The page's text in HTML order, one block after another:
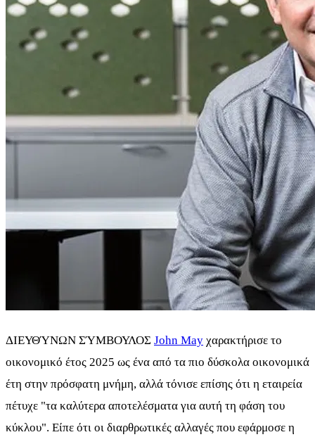
ΔΙΕΥΘΎΝΩΝ ΣΎΜΒΟΥΛΟΣ John May χαρακτήρισε το
οικονομικό έτος 2025 ως ένα από τα πιο δύσκολα οικονομικά
έτη στην πρόσφατη μνήμη, αλλά τόνισε επίσης ότι η εταιρεία
πέτυχε "τα καλύτερα αποτελέσματα για αυτή τη φάση του
κύκλου". Είπε ότι οι διαρθρωτικές αλλαγές που εφάρμοσε η